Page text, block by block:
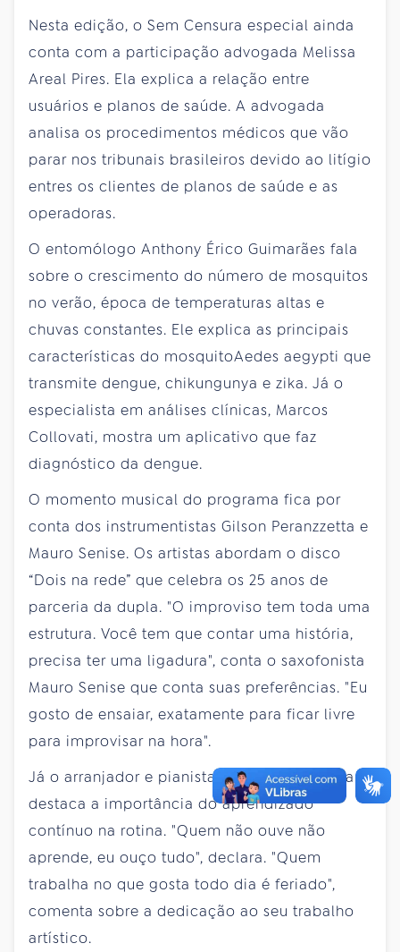
Nesta edição, o Sem Censura especial ainda
conta com a participação advogada Melissa
Areal Pires. Ela explica a relação entre
usuários e planos de saúde. A advogada
analisa os procedimentos médicos que vão
parar nos tribunais brasileiros devido ao litígio
entres os clientes de planos de saúde e as
operadoras.
O entomólogo Anthony Érico Guimarães fala
sobre o crescimento do número de mosquitos
no verão, época de temperaturas altas e
chuvas constantes. Ele explica as principais
características do mosquitoAedes aegypti que
transmite dengue, chikungunya e zika. Já o
especialista em análises clínicas, Marcos
Collovati, mostra um aplicativo que faz
diagnóstico da dengue.
O momento musical do programa fica por
conta dos instrumentistas Gilson Peranzzetta e
Mauro Senise. Os artistas abordam o disco
“Dois na rede” que celebra os 25 anos de
parceria da dupla. "O improviso tem toda uma
estrutura. Você tem que contar uma história,
precisa ter uma ligadura", conta o saxofonista
Mauro Senise que conta suas preferências. "Eu
gosto de ensaiar, exatamente para ficar livre
para improvisar na hora".
Já o arranjador e pianista Gilson Peranzzetta
destaca a importância do aprendizado
contínuo na rotina. "Quem não ouve não
aprende, eu ouço tudo", declara. "Quem
trabalha no que gosta todo dia é feriado",
comenta sobre a dedicação ao seu trabalho
artístico.